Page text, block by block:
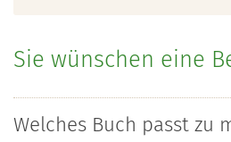
Sie wünschen eine
Welches Buch passt zu